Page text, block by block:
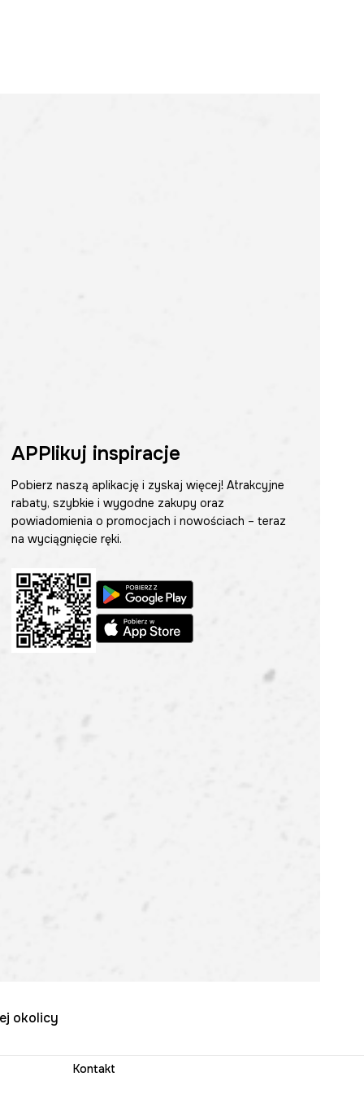
APPlikuj inspiracje
Pobierz naszą aplikację i zyskaj więcej! Atrakcyjne
rabaty, szybkie i wygodne zakupy oraz
powiadomienia o promocjach i nowościach – teraz
na wyciągnięcie ręki.
okolicy
Kontakt